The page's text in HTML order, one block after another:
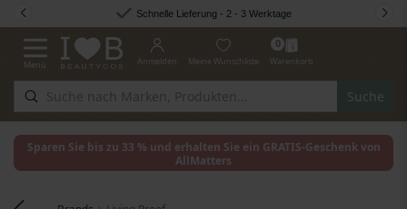
Zum Inhalt springen Schnelle Lieferung - 2 - 3 Werktage
Navigation umschalten
Menü
Suche
Anmelden Meine Wunschliste
0
Warenkorb
Sparen Sie bis zu 33 % und erhalten Sie ein GRATIS-Geschenk von
AllMatters